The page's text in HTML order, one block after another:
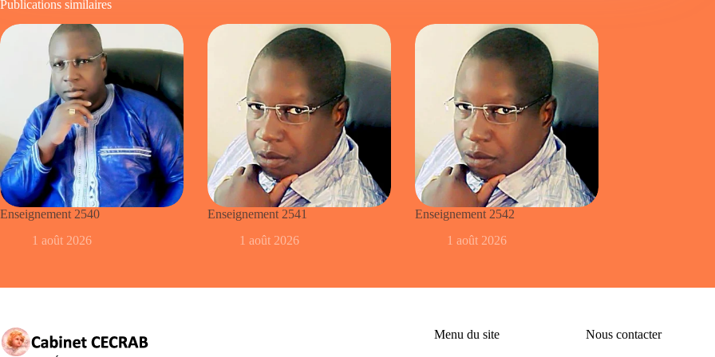
Publications similaires
Enseignement 2540
1 août 2026
Enseignement 2541
1 août 2026
Enseignement 2542
1 août 2026
Menu du site Nous contacter